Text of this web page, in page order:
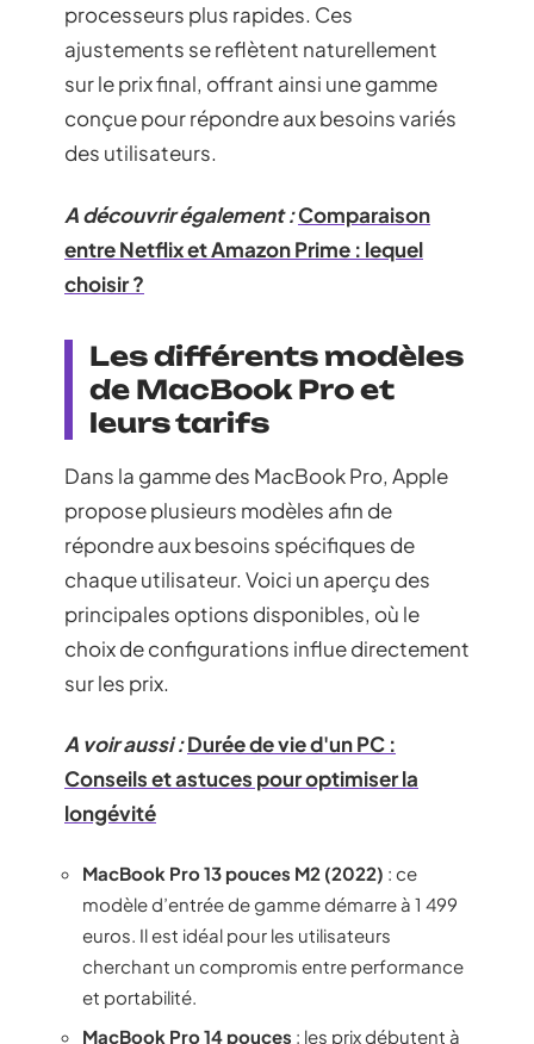
processeurs plus rapides. Ces
ajustements se reflètent naturellement
sur le prix final, offrant ainsi une gamme
conçue pour répondre aux besoins variés
des utilisateurs.
A découvrir également :Comparaison
entre Netflix et Amazon Prime : lequel
choisir ?
Les différents modèles
de MacBook Pro et
leurs tarifs
Dans la gamme des MacBook Pro, Apple
propose plusieurs modèles afin de
répondre aux besoins spécifiques de
chaque utilisateur. Voici un aperçu des
principales options disponibles, où le
choix de configurations influe directement
sur les prix.
A voir aussi :Durée de vie d'un PC :
Conseils et astuces pour optimiser la
longévité
MacBook Pro 13 pouces M2 (2022) : ce
modèle d’entrée de gamme démarre à 1 499
euros. Il est idéal pour les utilisateurs
cherchant un compromis entre performance
et portabilité.
MacBook Pro 14 pouces : les prix débutent à